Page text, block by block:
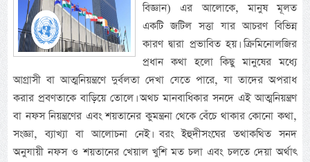
বিজ্ঞান) এর আলোকে, মানুষ মূলত
একটি জটিল সত্তা যার আচরণ বিভিন্ন
কারণ দ্বারা প্রভাবিত হয়। ক্রিমিনোলজির
প্রধান কথা হলো কিছু মানুষের মধ্যে
আগ্রাসী বা আত্মনিয়ন্ত্রণে দুর্বলতা দেখা যেতে পারে, যা তাদের অপরাধ
করার প্রবণতাকে বাড়িয়ে তোলে। অথচ মানবাধিকার সনদে এই আত্মনিয়ন্ত্রণ
বা নফস নিয়ন্ত্রণের এবং শয়তানের কুমন্ত্রনা থেকে বেঁচে থাকার কোনো কথা,
সংজ্ঞা, ব্যাখ্যা বা আলোচনা নেই। বরং ইহুদীসংঘের তথাকথিত সনদ
অনুযায়ী নফস ও শয়তানের খেয়াল খুশি মত চলা এবং চলতে দেয়া অর্থাৎ